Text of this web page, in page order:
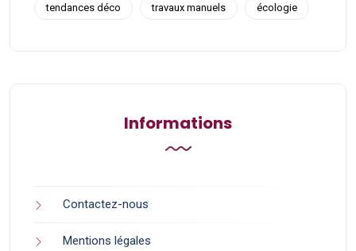
tendances déco travaux manuels écologie
Informations
Contactez-nous
Mentions légales